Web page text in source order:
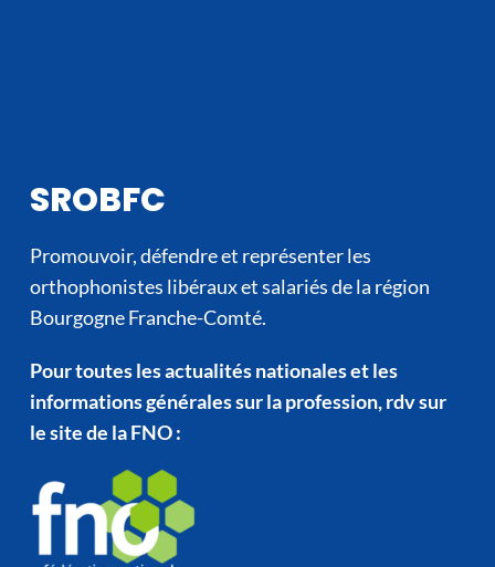
SROBFC
Promouvoir, défendre et représenter les
orthophonistes libéraux et salariés de la région
Bourgogne Franche-Comté.
Pour toutes les actualités nationales et les
informations générales sur la profession, rdv sur
le site de la FNO :